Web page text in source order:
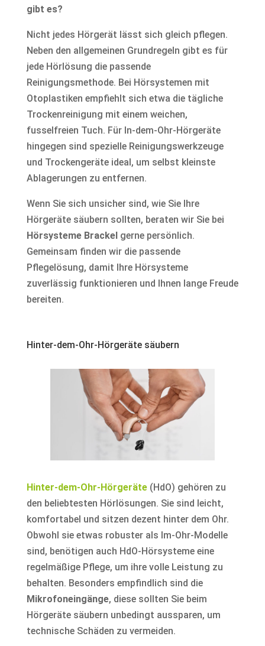
gibt es?
Nicht jedes Hörgerät lässt sich gleich pflegen.
Neben den allgemeinen Grundregeln gibt es für
jede Hörlösung die passende
Reinigungsmethode. Bei Hörsystemen mit
Otoplastiken empfiehlt sich etwa die tägliche
Trockenreinigung mit einem weichen,
fusselfreien Tuch. Für In-dem-Ohr-Hörgeräte
hingegen sind spezielle Reinigungswerkzeuge
und Trockengeräte ideal, um selbst kleinste
Ablagerungen zu entfernen.
Wenn Sie sich unsicher sind, wie Sie Ihre
Hörgeräte säubern sollten, beraten wir Sie bei
Hörsysteme Brackelgerne persönlich.
Gemeinsam finden wir die passende
Pflegelösung, damit Ihre Hörsysteme
zuverlässig funktionieren und Ihnen lange Freude
bereiten.
Hinter-dem-Ohr-Hörgeräte säubern
Hinter-dem-Ohr-Hörgeräte(HdO) gehören zu
den beliebtesten Hörlösungen. Sie sind leicht,
komfortabel und sitzen dezent hinter dem Ohr.
Obwohl sie etwas robuster als Im-Ohr-Modelle
sind, benötigen auch HdO-Hörsysteme eine
regelmäßige Pflege, um ihre volle Leistung zu
behalten. Besonders empfindlich sind die
Mikrofoneingänge, diese sollten Sie beim
Hörgeräte säubern unbedingt aussparen, um
technische Schäden zu vermeiden.